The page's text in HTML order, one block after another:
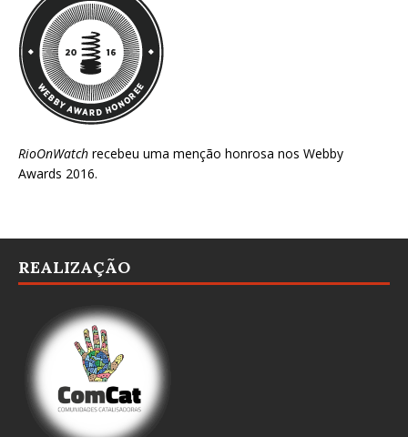
RioOnWatch recebeu uma menção honrosa nos Webby
Awards 2016.
REALIZAÇÃO